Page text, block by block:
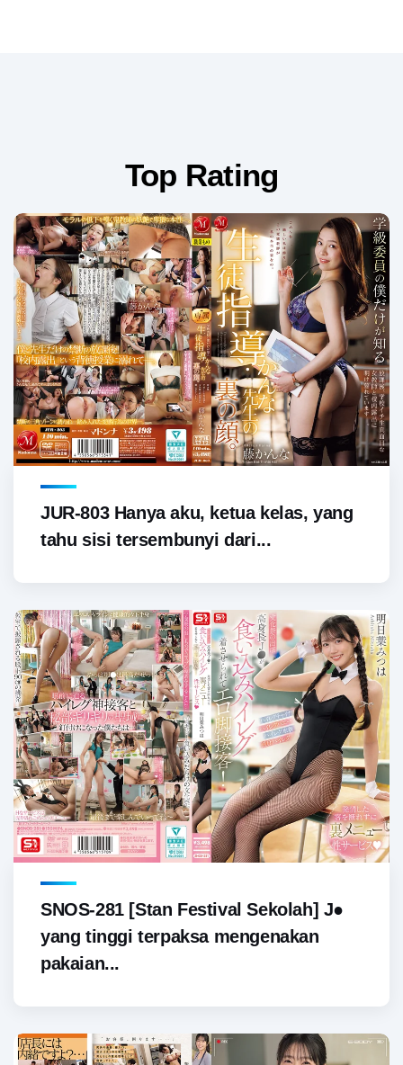
Top Rating
JUR-803 Hanya aku, ketua kelas, yang
tahu sisi tersembunyi dari...
SNOS-281 [Stan Festival Sekolah] J●
yang tinggi terpaksa mengenakan
pakaian...